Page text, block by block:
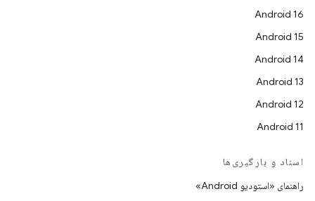
Android 16
Android 15
Android 14
Android 13
Android 12
Android 11
اسناد و بارگیری‌ها
راهنمای «استودیو Android»